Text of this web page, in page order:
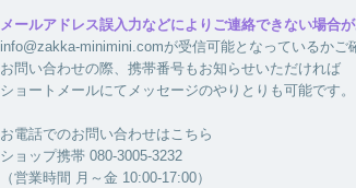
メールアドレス誤入力などによりご連絡できない場合が
info@zakka-minimini.comが受信可能となっているかご
お問い合わせの際、携帯番号もお知らせいただければ
ショートメールにてメッセージのやりとりも可能です。
お電話でのお問い合わせはこちら
ショップ携帯 080-3005-3232
（営業時間 月～金 10:00-17:00）